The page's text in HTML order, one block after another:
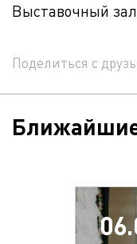
Выставочный
Поделиться с